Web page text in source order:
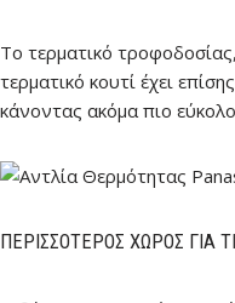
Το τερματικό
τερματικό κουτί έχει
κάνοντας ακόμα πιο
ΠΕΡΙΣΣΌΤΕΡΟΣ ΧΏΡΟΣ ΓΙΑ